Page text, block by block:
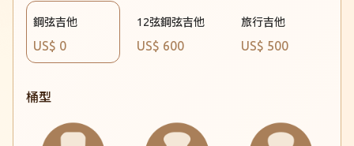
鋼弦吉他
US$ 0
12弦鋼弦吉他
US$ 600
旅行吉他
US$ 500
桶型